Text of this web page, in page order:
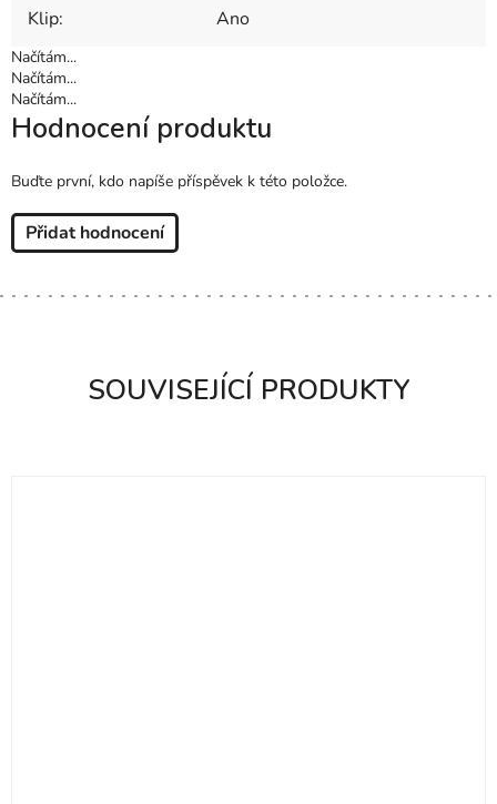
SOUVISEJÍCÍ PRODUKTY
Klip: Ano
Načítám...
Načítám...
Načítám...
Hodnocení produktu
Buďte první, kdo napíše příspěvek k této položce.
Přidat hodnocení